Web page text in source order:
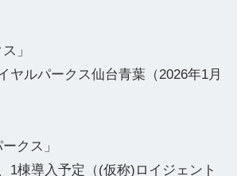
」
ヤルパークス仙台青葉（2026年1月
クス」
1棟導入予定（(仮称)ロイジェント